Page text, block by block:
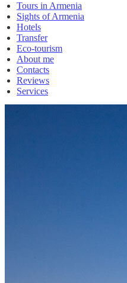
Tours in Armenia
Sights of Armenia
Hotels
Transfer
Eco-tourism
About me
Contacts
Reviews
Services